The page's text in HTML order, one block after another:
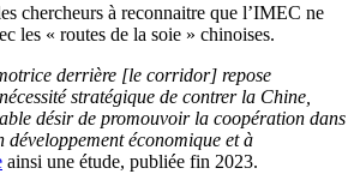
chercheurs à reconnaitre que l’IMEC ne
les « routes de la soie » chinoises.
derrière [le corridor] repose
stratégique de contrer la Chine,
désir de promouvoir la coopération dans
économique et à
ainsi une étude, publiée fin 2023.